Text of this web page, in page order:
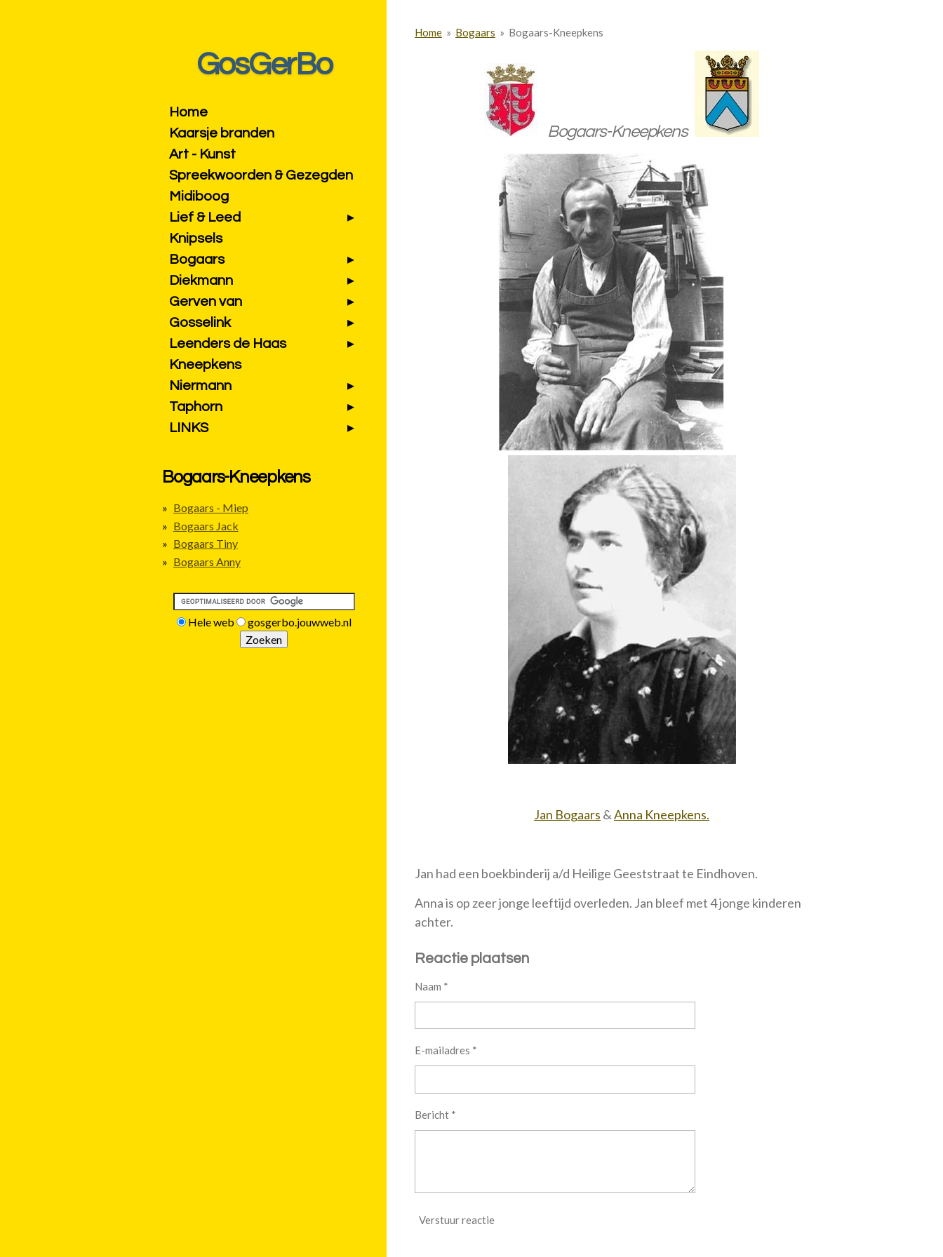
Home » Bogaars » Bogaars-Kneepkens
Bogaars-Kneepkens
Jan Bogaars &Anna Kneepkens.
Jan had een boekbinderij a/d Heilige Geeststraat te Eindhoven.
Anna is op zeer jonge leeftijd overleden. Jan bleef met 4 jonge kinderen
achter.
Reactie plaatsen
Naam *
E-mailadres *
Bericht *
Verstuur reactie
GosGerBo
Home
Kaarsje branden
Art - Kunst
Spreekwoorden & Gezegden
Midiboog
Lief & Leed
Knipsels
Bogaars
Diekmann
Gerven van
Gosselink
Leenders de Haas
Kneepkens
Niermann
Taphorn
LINKS
Bogaars-Kneepkens
Bogaars - Miep
Bogaars Jack
Bogaars Tiny
Bogaars Anny
Hele web gosgerbo.jouwweb.nl